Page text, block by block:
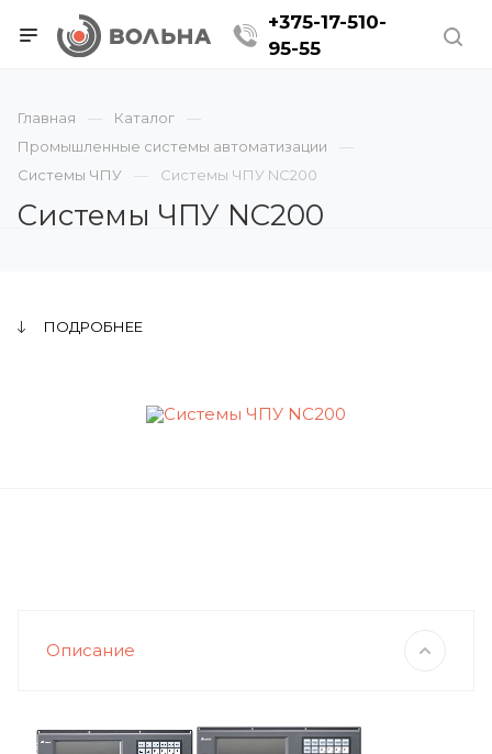
+375-17-510-
95-55
Главная
Каталог
Промышленные системы автоматизации
Системы ЧПУ
Системы ЧПУ NC200
Системы ЧПУ NC200
ПОДРОБНЕЕ
Описание